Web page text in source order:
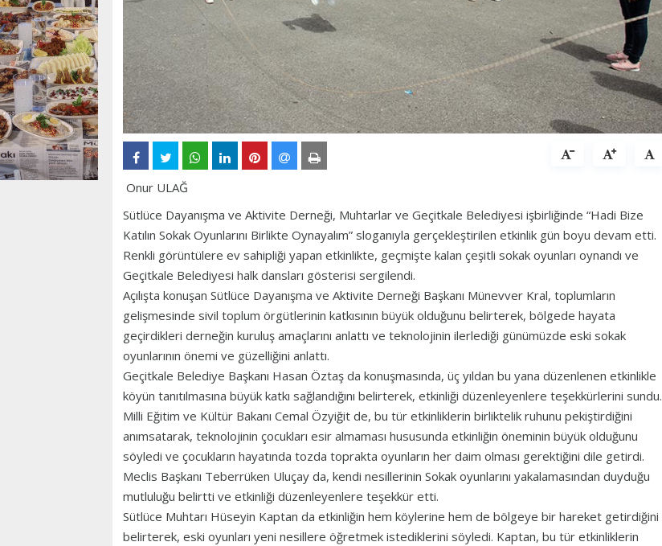
Onur ULAĞ
Sütlüce Dayanışma ve Aktivite Derneği, Muhtarlar ve Geçitkale Belediyesi işbirliğinde “Hadi Bize
Katılın Sokak Oyunlarını Birlikte Oynayalım” sloganıyla gerçekleştirilen etkinlik gün boyu devam etti.
Renkli görüntülere ev sahipliği yapan etkinlikte, geçmişte kalan çeşitli sokak oyunları oynandı ve
Geçitkale Belediyesi halk dansları gösterisi sergilendi.
Açılışta konuşan Sütlüce Dayanışma ve Aktivite Derneği Başkanı Münevver Kral, toplumların
gelişmesinde sivil toplum örgütlerinin katkısının büyük olduğunu belirterek, bölgede hayata
geçirdikleri derneğin kuruluş amaçlarını anlattı ve teknolojinin ilerlediği günümüzde eski sokak
oyunlarının önemi ve güzelliğini anlattı.
Geçitkale Belediye Başkanı Hasan Öztaş da konuşmasında, üç yıldan bu yana düzenlenen etkinlikle
köyün tanıtılmasına büyük katkı sağlandığını belirterek, etkinliği düzenleyenlere teşekkürlerini sundu.
Milli Eğitim ve Kültür Bakanı Cemal Özyiğit de, bu tür etkinliklerin birliktelik ruhunu pekiştirdiğini
anımsatarak, teknolojinin çocukları esir almaması hususunda etkinliğin öneminin büyük olduğunu
söyledi ve çocukların hayatında tozda toprakta oyunların her daim olması gerektiğini dile getirdi.
Meclis Başkanı Teberrüken Uluçay da, kendi nesillerinin Sokak oyunlarını yakalamasından duyduğu
mutluluğu belirtti ve etkinliği düzenleyenlere teşekkür etti.
Sütlüce Muhtarı Hüseyin Kaptan da etkinliğin hem köylerine hem de bölgeye bir hareket getirdiğini
belirterek, eski oyunları yeni nesillere öğretmek istediklerini söyledi. Kaptan, bu tür etkinliklerin